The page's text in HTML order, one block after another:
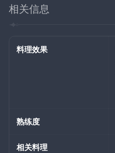
相关信息
料理效果
熟练度
相关料理